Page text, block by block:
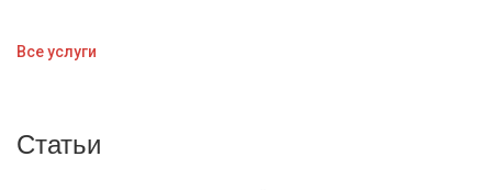
Все услуги
Статьи